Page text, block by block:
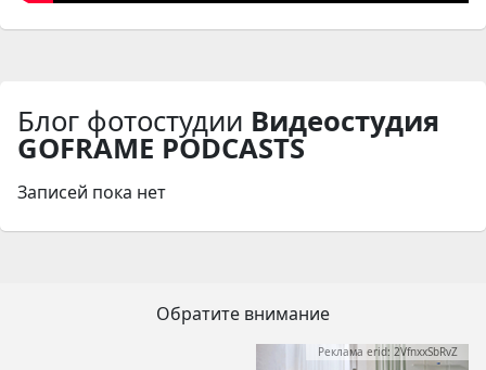
Блог фотостудии Видеостудия
GOFRAME PODCASTS
Записей пока нет
Обратите внимание
Реклама erid: 2VfnxxSbRvZ